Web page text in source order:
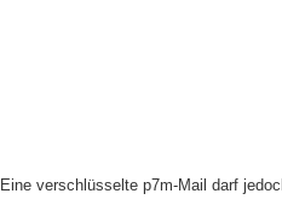
verschlüsselte p7m-Mail darf